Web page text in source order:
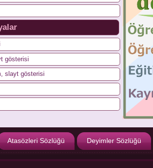
gösterisi
slayt gösterisi
Atasözleri Sözlüğü Deyimler Sözlüğü